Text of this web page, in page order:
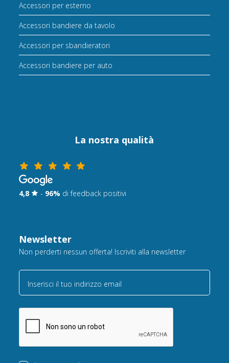
Accessori per esterno
Accessori bandiere da tavolo
Accessori per sbandieratori
Accessori bandiere per auto
La nostra qualità
4,8 - 96% di feedback positivi
Newsletter
Non perderti nessun offerta! Iscriviti alla newsletter
Inserisci il tuo indirizzo email